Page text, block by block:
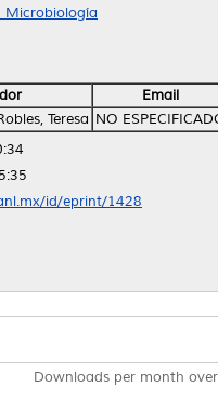
Microbiología
Email
Teresa NO
id/eprint/1428
Downloads per month